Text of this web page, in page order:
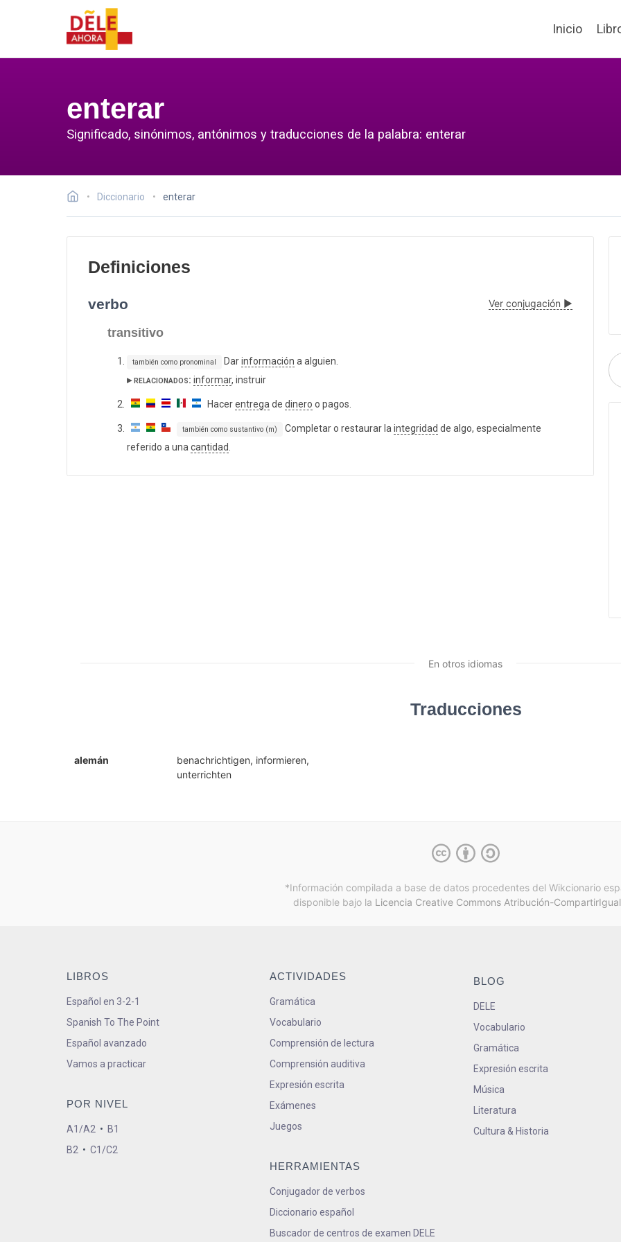
Inicio
enterar
Significado, sinónimos, antónimos y traducciones de la palabra: enterar
Diccionario enterar
Definiciones
verbo Ver conjugación ▶
transitivo
también como pronominal Darinformación a alguien.
▸ relacionados: informar, instruir
Hacerentregade dinero o pagos.
también como sustantivo (m) Completar o restaurar laintegridad de algo, especialmente
referido a unacantidad.
En otros idiomas
Traducciones
alemán
benachrichtigen, informieren,
unterrichten
*Información compilada a base de datos procedentes del Wikcionario
disponible bajo la Licencia Creative Commons Atribución-
LIBROS
Español en 3-2-1
Spanish To The Point
Español avanzado
Vamos a practicar
POR NIVEL
A1/A2 • B1
B2 • C1/C2
ACTIVIDADES
Gramática
Vocabulario
Comprensión de lectura
Comprensión auditiva
Expresión escrita
Exámenes
Juegos
HERRAMIENTAS
Conjugador de verbos
Diccionario español
Buscador de centros de examen DELE
BLOG
DELE
Vocabulario
Gramática
Expresión escrita
Música
Literatura
Cultura & Historia